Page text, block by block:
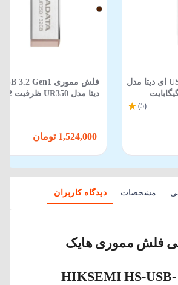
فلش مموری USB 3.2 ای دیتا مدل
(5)
دیتا مدل UR350 ظرفیت 32
مشخصات دیدگاه کاربران
فلش مموری هایک
سمی مدل HIKSEMI HS-USB-